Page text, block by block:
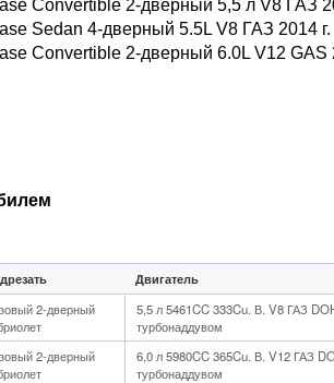
Convertible 2-дверный 5,5 л V8 ГАЗ
Sedan 4-дверный 5.5L V8 ГАЗ 2014 г.
Convertible 2-дверный 6.0L V12 GAS
Двигатель
2-дверный
5,5 л 5461CC 333Cu. В. V8 ГАЗ
турбонаддувом
2-дверный
6,0 л 5980CC 365Cu. В. V12 ГАЗ
турбонаддувом